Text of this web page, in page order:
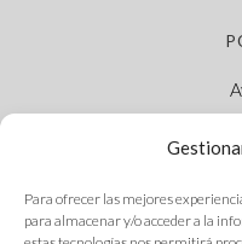
Para ofrecer las mejores
para almacenar y/o acceder a la